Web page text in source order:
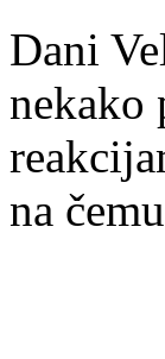
Dani
nekako
na